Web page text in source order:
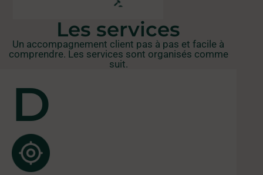
Les services
Un accompagnement client pas à pas et facile à
comprendre. Les services sont organisés comme
suit.
D